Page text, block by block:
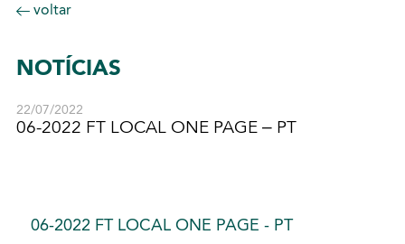
voltar
NOTÍCIAS
22/07/2022
06-2022 FT LOCAL ONE PAGE – PT
06-2022 FT LOCAL ONE PAGE - PT